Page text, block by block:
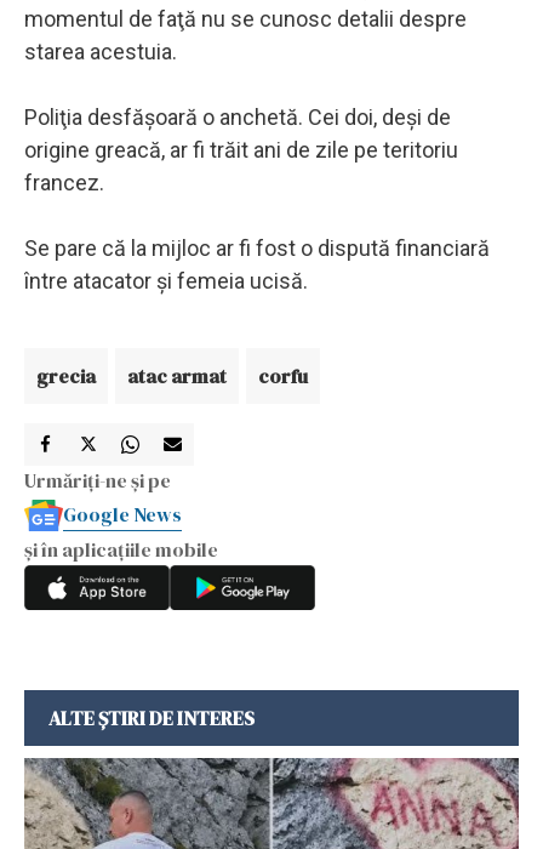
momentul de faţă nu se cunosc detalii despre
starea acestuia.
Poliţia desfăşoară o anchetă. Cei doi, deşi de
origine greacă, ar fi trăit ani de zile pe teritoriu
francez.
Se pare că la mijloc ar fi fost o dispută financiară
între atacator şi femeia ucisă.
grecia atac armat corfu
Urmăriți-ne și pe
Google News
și în aplicațiile mobile
ALTE ȘTIRI DE INTERES